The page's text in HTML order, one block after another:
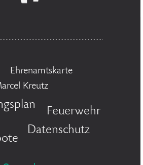
Ehrenamtskarte
Kreutz
Feuerwehr
Datenschutz